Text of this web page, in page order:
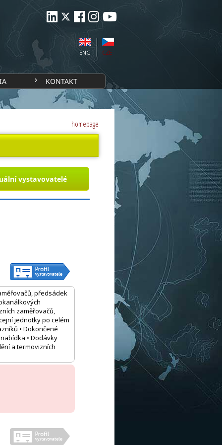
CZE
ENG
KONTAKT
homepage
vystavovatelé
předsádek
zaměřovačů,
jednotky po celém
• Dokončené
• Dodávky
a termovizních